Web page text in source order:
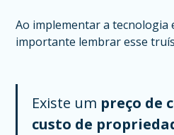
Ao implementar a tecnologia
importante lembrar esse
Existe um preço de
custo de